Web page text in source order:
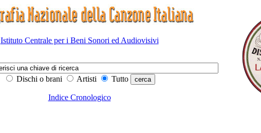
Istituto Centrale per i Beni Sonori ed Audiovisivi
Dischi o brani
Artisti Tutto
Indice Cronologico